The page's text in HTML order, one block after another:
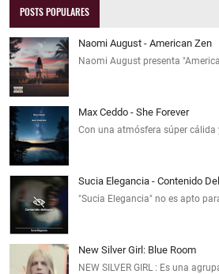
POSTS POPULARES
Naomi August - American Zen
Naomi August presenta
Max Ceddo - She Forever
Con una atmósfera súper
Sucia Elegancia - Contenido
"Sucia Elegancia" no es apto
New Silver Girl: Blue Room
NEW SILVER GIRL : Es una